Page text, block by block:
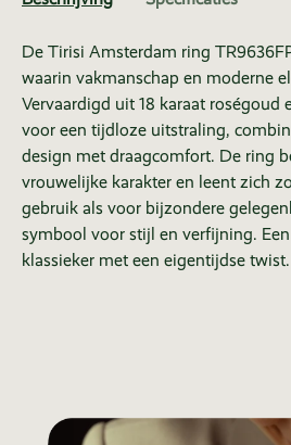
De Tirisi Amsterdam ring
waarin vakmanschap en moderne
Vervaardigd uit 18 karaat roségoud
voor een tijdloze uitstraling,
design met draagcomfort. De ring
vrouwelijke karakter en leent zich
gebruik als voor bijzondere
symbool voor stijl en verfijning.
klassieker met een eigentijdse twist.